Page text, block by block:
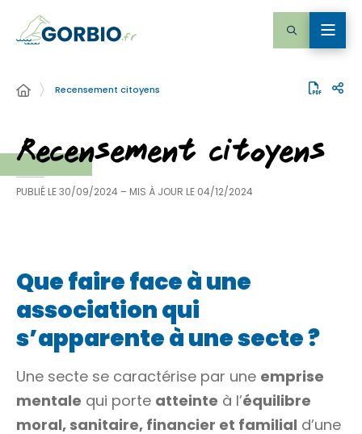
Recensement citoyens
Recensement citoyens
PUBLIÉ LE30/09/2024 – MIS À JOUR LE 04/12/2024
Que faire face à une
association qui
s’apparente à une secte ?
Une secte se caractérise par une emprise
mentale qui porte atteinte à l’équilibre
moral, sanitaire, financier et familial d’une